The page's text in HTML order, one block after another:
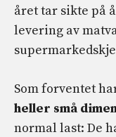
året tar sikte på
levering av
Som forventet
heller små
normal last: De